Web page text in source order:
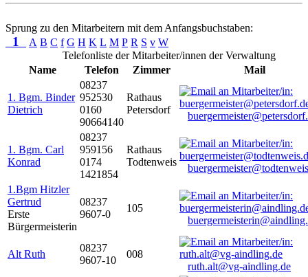
Sprung zu den Mitarbeitern mit dem Anfangsbuchstaben:
1 A B C f G H K L M P R S v W
Telefonliste der Mitarbeiter/innen der Verwaltung
Name
Telefon Zimmer Mail
1. Bgm. Binder
Dietrich
08237
952530
0160
90664140
Rathaus
Petersdorf
1. Bgm. Carl
Konrad
08237
959156
0174
1421854
Rathaus
Todtenweis
1.Bgm Hitzler
Gertrud
Erste
Bürgermeisterin
08237
9607-0
105
Alt Ruth
08237
9607-10
008
ruth.alt@vg-aindling.de